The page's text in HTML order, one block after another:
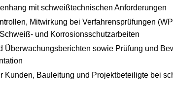
mit schweißtechnischen Anforderungen
Mitwirkung bei Verfahrensprüfungen
und Korrosionsschutzarbeiten
Überwachungsberichten sowie Prüfung und
Kunden, Bauleitung und Projektbeteiligte bei